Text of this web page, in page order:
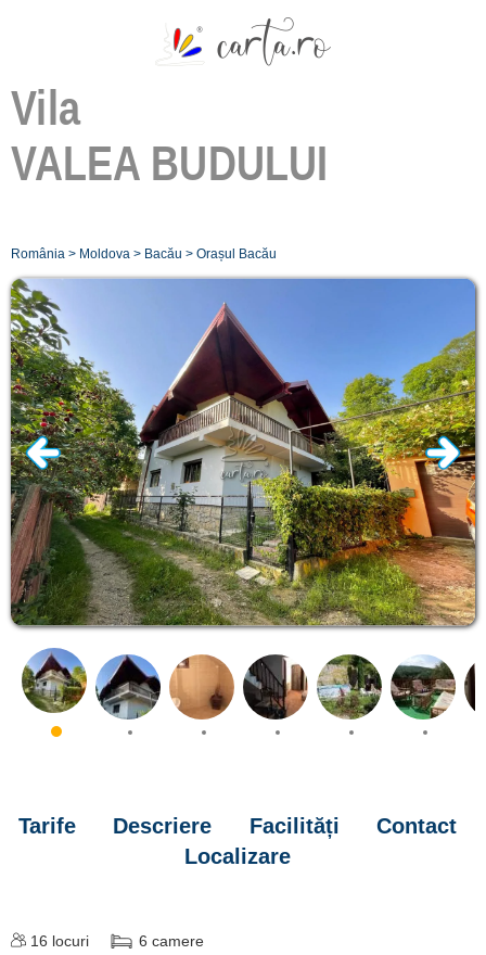
Vila
VALEA BUDULUI
România > Moldova > Bacău > Orașul Bacău
Tarife Descriere Facilități
Contact
Localizare
16 locuri 6 camere